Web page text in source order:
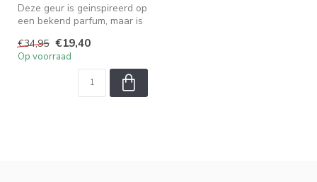
Deze geur is geinspireerd op
een bekend parfum, maar is
€34,95 €19,40
Op voorraad